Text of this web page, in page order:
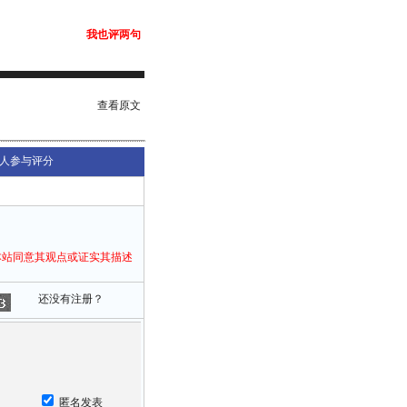
我也评两句
查看原文
参与评分
同意其观点或证实其描述
还没有注册？
匿名发表